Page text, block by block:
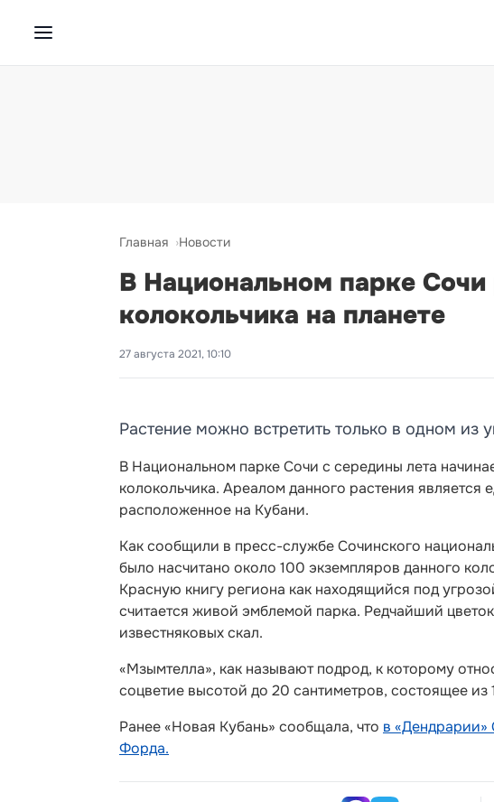
Главная Новости
В Национальном парке Сочи
колокольчика на планете
27 августа 2021, 10:10
Растение можно встретить только в одном из
В Национальном парке Сочи с середины лета
колокольчика. Ареалом данного растения
расположенное на Кубани.
Как сообщили в пресс-службе Сочинского
было насчитано около 100 экземпляров данного
Красную книгу региона как находящийся под
считается живой эмблемой парка. Редчайший
известняковых скал.
«Мзымтелла», как называют подрод, к которому
соцветие высотой до 20 сантиметров, состоящее
Ранее «Новая Кубань» сообщала, что в «Дендрарии»
Форда.